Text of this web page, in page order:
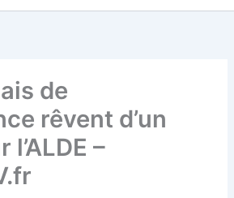
de
rêvent d’un
–